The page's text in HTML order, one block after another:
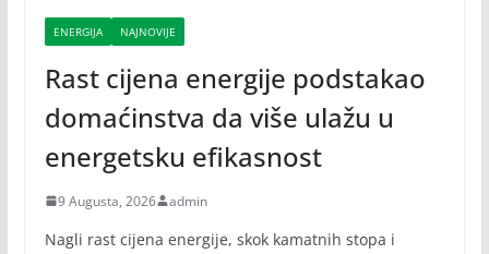
ENERGIJA NAJNOVIJE
Rast cijena energije podstakao
domaćinstva da više ulažu u
energetsku efikasnost
9 Augusta, 2026 admin
Nagli rast cijena energije, skok kamatnih stopa i